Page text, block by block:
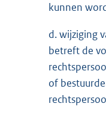
kunnen
d. wijziging
betreft de
of